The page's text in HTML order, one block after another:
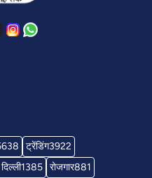
ट्रेंडिंग3922
1385 रोजगार881